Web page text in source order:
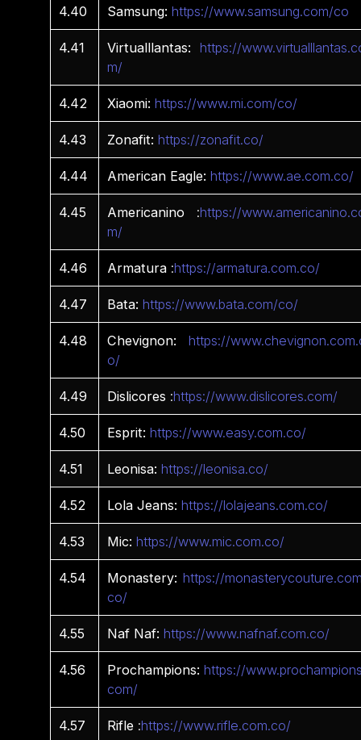
4.40 Samsung: https://www.samsung.com/co
4.41 Virtualllantas:
https://
m/
4.42 Xiaomi: https://www.mi.com/co/
4.43 Zonafit: https://zonafit.co/
4.44 American Eagle: https://www.ae.com.co/
4.45 Americanino :https://
m/
4.46 Armatura :https://armatura.com.co/
4.47 Bata: https://www.bata.com/co/
4.48 Chevignon:
https://
o/
4.49 Dislicores :https://www.dislicores.com/
4.50 Esprit: https://www.easy.com.co/
4.51 Leonisa: https://leonisa.co/
4.52 Lola Jeans: https://lolajeans.com.co/
4.53 Mic: https://www.mic.com.co/
4.54 Monastery: https://
co/
4.55 Naf Naf: https://www.nafnaf.com.co/
4.56 Prochampions: https://
com/
4.57 Rifle :https://www.rifle.com.co/